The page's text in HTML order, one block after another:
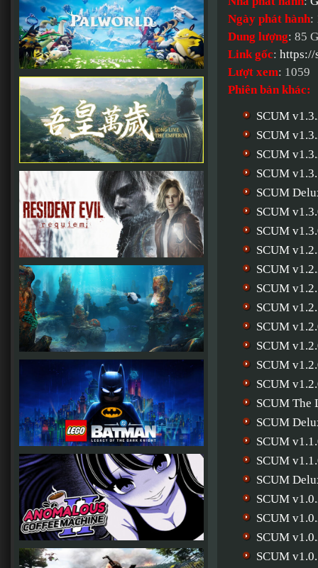
Ngày phát hành:
Dung lượng: 85
Link gốc: https://
Lượt xem: 1059
Phiên bản khác:
SCUM
SCUM
SCUM
SCUM
SCUM
SCUM
SCUM
SCUM
SCUM
SCUM
SCUM
SCUM
SCUM
SCUM
SCUM
SCUM The
SCUM
SCUM
SCUM
SCUM
SCUM
SCUM
SCUM
SCUM